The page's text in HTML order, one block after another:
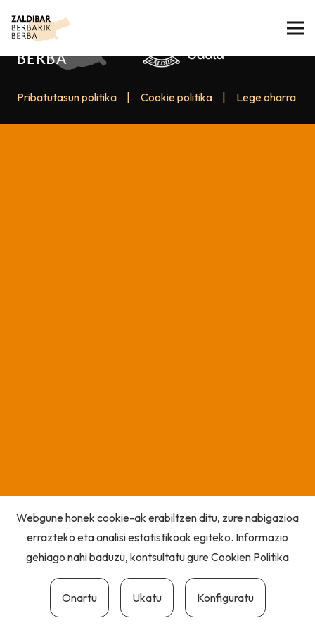
Pribatutasun politika Cookie politika Lege oharra
Webgune honek cookie-ak erabiltzen ditu, zure nabigazioa
errazteko eta analisi estatistikoak egiteko. Informazio
gehiago nahi baduzu, kontsultatu gureCookien Politika
Onartu Ukatu Konfiguratu